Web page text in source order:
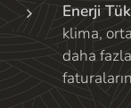
Enerji
klima,
daha